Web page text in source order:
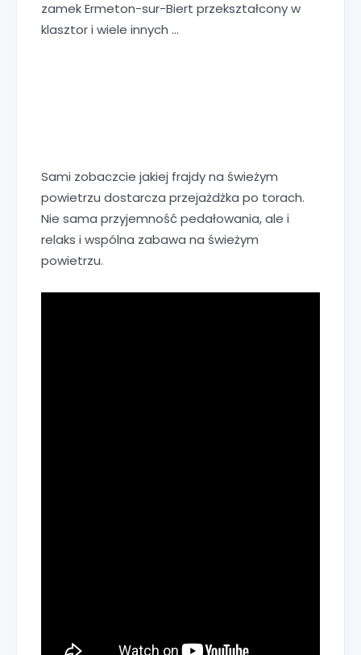
zamek Ermeton-sur-Biert przekształcony w
klasztor i wiele innych ...
Sami zobaczcie jakiej frajdy na świeżym
powietrzu dostarcza przejażdżka po torach.
Nie sama przyjemność pedałowania, ale i
relaks i wspólna zabawa na świeżym
powietrzu.